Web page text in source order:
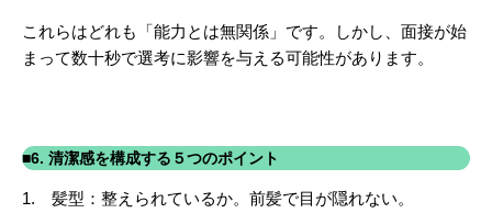
これらはどれも「能力とは無関係」です。しかし、面接が始
まって数十秒で選考に影響を与える可能性があります。
■6. 清潔感を構成する５つのポイント
1. 髪型：整えられているか。前髪で目が隠れない。